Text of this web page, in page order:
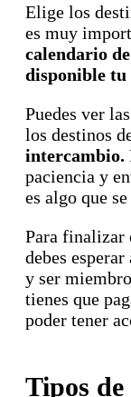
Elige los
es muy
calendario
disponible tu
Puedes ver
los destinos
intercambio.
paciencia y
es algo que
Para finalizar
debes esperar
y ser
tienes que
poder tener
Tipos de